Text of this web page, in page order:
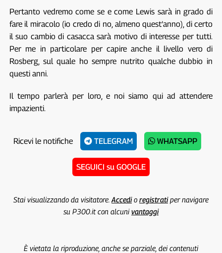
Pertanto vedremo come se e come Lewis sarà in grado di
fare il miracolo (io credo di no, almeno quest’anno), di certo
il suo cambio di casacca sarà motivo di interesse per tutti.
Per me in particolare per capire anche il livello vero di
Rosberg, sul quale ho sempre nutrito qualche dubbio in
questi anni.
Il tempo parlerà per loro, e noi siamo qui ad attendere
impazienti.
Ricevi le notifiche TELEGRAM WHATSAPP
SEGUICI su GOOGLE
Stai visualizzando da visitatore. Accedio registratiper navigare
su P300.it con alcunivantaggi
È vietata la riproduzione, anche se parziale, dei contenuti